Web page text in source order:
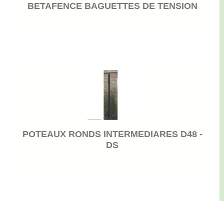
BETAFENCE BAGUETTES DE TENSION
POTEAUX RONDS INTERMEDIARES D48 -
DS